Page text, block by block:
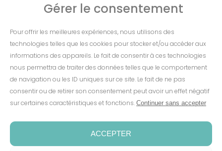
Gérer le consentement
Pour offrir les meilleures expériences, nous utilisons des
technologies telles que les cookies pour stocker et/ou accéder aux
informations des appareils. Le fait de consentir à ces technologies
nous permettra de traiter des données telles que le comportement
de navigation ou les ID uniques sur ce site. Le fait de ne pas
consentir ou de retirer son consentement peut avoir un effet négatif
sur certaines caractéristiques et fonctions. Continuer sans accepter
ACCEPTER
sur le lien présent dans nos emails.
S'INSCRIRE
Conditions de garantie-Espace presse